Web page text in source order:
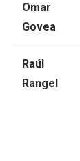
Omar
Govea
Raúl
Rangel